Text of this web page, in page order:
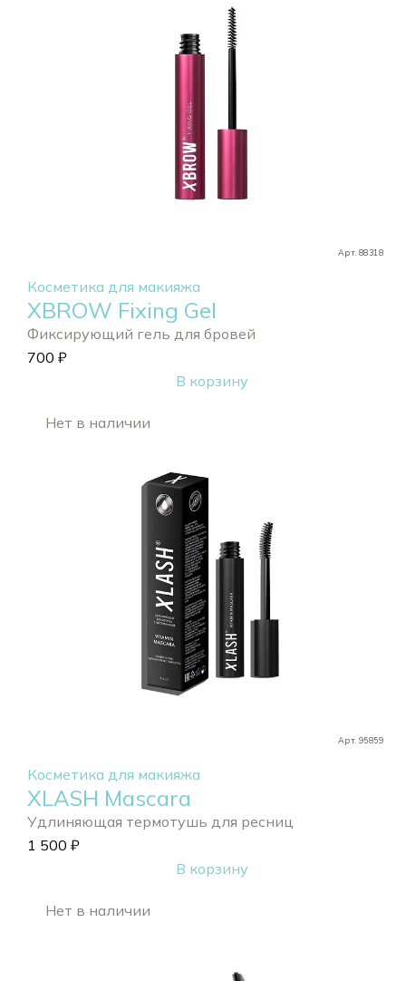
Арт. 88318
Косметика для макияжа
XBROW Fixing Gel
Фиксирующий гель для бровей
700 ₽
В корзину
Арт. 95859
Нет в наличии
Косметика для макияжа
XLASH Mascara
Удлиняющая термотушь для ресниц
1 500 ₽
В корзину
Нет в наличии